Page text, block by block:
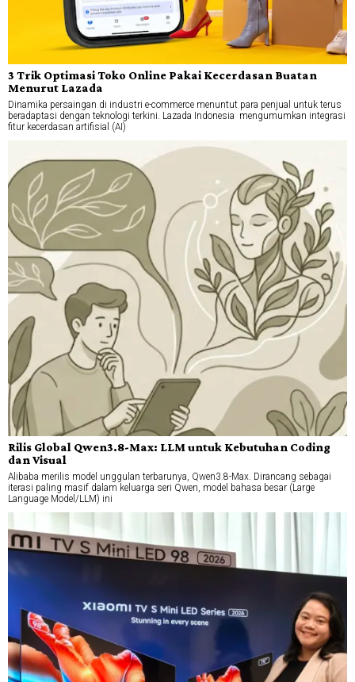
3 Trik Optimasi Toko Online Pakai Kecerdasan Buatan
Menurut Lazada
Dinamika persaingan di industri e-commerce menuntut para penjual untuk terus
beradaptasi dengan teknologi terkini. Lazada Indonesia mengumumkan integrasi
fitur kecerdasan artifisial (AI)
Rilis Global Qwen3.8-Max: LLM untuk Kebutuhan Coding
dan Visual
Alibaba merilis model unggulan terbarunya, Qwen3.8-Max. Dirancang sebagai
iterasi paling masif dalam keluarga seri Qwen, model bahasa besar (Large
Language Model/LLM) ini